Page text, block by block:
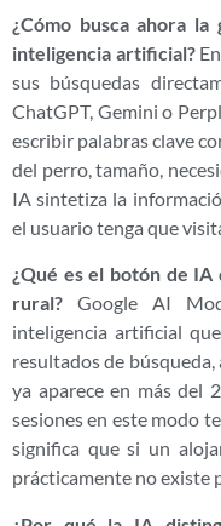
¿Cómo busca ahora
inteligencia artificial?
sus búsquedas
ChatGPT, Gemini o
escribir palabras clave
del perro, tamaño,
IA sintetiza la
el usuario tenga que
¿Qué es el botón de
rural? Google AI
inteligencia artificial
resultados de búsqueda,
ya aparece en más del
sesiones en este modo
significa que si un
prácticamente no existe